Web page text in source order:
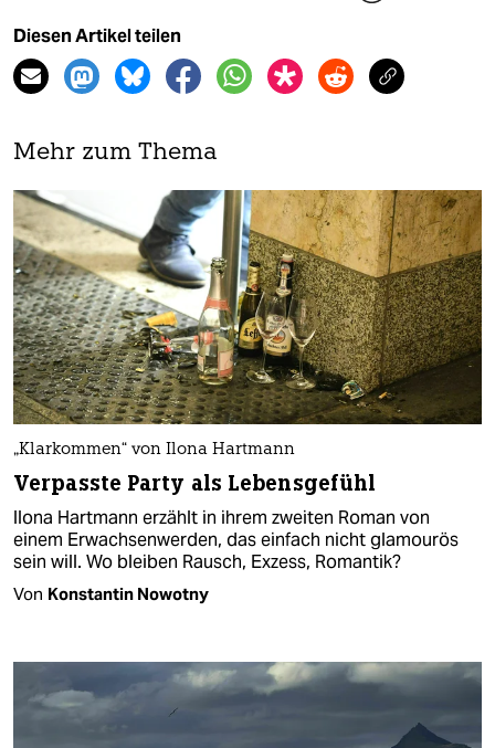
Diesen Artikel teilen
Mehr zum Thema
„Klarkommen“ von Ilona Hartmann
Verpasste Party als Lebensgefühl
llona Hartmann erzählt in ihrem zweiten Roman von
einem Erwachsenwerden, das einfach nicht glamourös
sein will. Wo bleiben Rausch, Exzess, Romantik?
Von Konstantin Nowotny